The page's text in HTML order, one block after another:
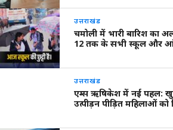
उत्तराखंड
चमोली में भारी बारिश का
12 तक के सभी स्कूल और
उत्तराखंड
एम्स ऋषिकेश में नई पहल:
उत्पीड़न पीड़ित महिलाओं